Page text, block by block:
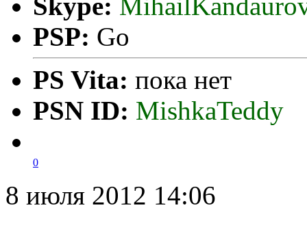
Skype:
PSP: Go
PS Vita: пока нет
PSN ID: MishkaTeddy
0
8 июля 2012 14:06